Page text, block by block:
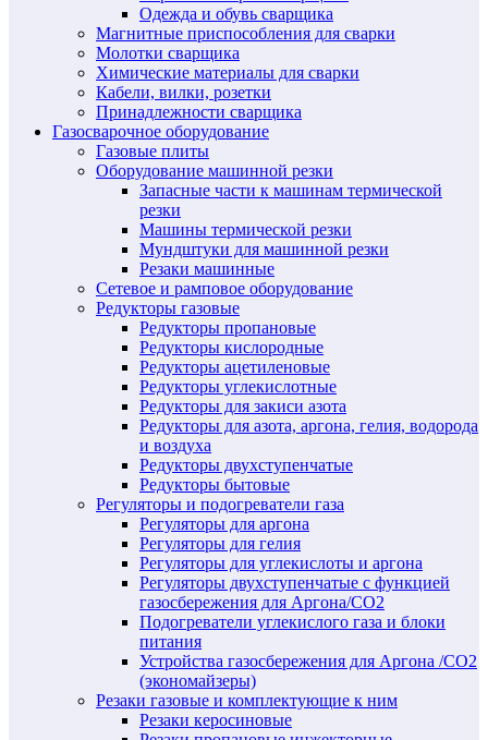
Одежда и обувь сварщика
Магнитные приспособления для сварки
Молотки сварщика
Химические материалы для сварки
Кабели, вилки, розетки
Принадлежности сварщика
Газосварочное оборудование
Газовые плиты
Оборудование машинной резки
Запасные части к машинам термической
резки
Машины термической резки
Мундштуки для машинной резки
Резаки машинные
Сетевое и рамповое оборудование
Редукторы газовые
Редукторы пропановые
Редукторы кислородные
Редукторы ацетиленовые
Редукторы углекислотные
Редукторы для закиси азота
Редукторы для азота, аргона, гелия, водорода
и воздуха
Редукторы двухступенчатые
Редукторы бытовые
Регуляторы и подогреватели газа
Регуляторы для аргона
Регуляторы для гелия
Регуляторы для углекислоты и аргона
Регуляторы двухступенчатые c функцией
газосбережения для Аргона/СО2
Подогреватели углекислого газа и блоки
питания
Устройства газосбережения для Аргона /СО2
(экономайзеры)
Резаки газовые и комплектующие к ним
Резаки керосиновые